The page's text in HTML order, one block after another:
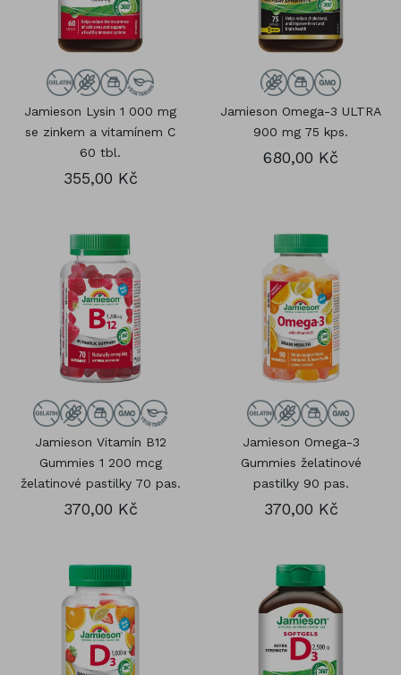
Jamieson Lysin 1 000 mg
se zinkem a vitamínem C
60 tbl.
355,00 Kč
Jamieson Omega-3 ULTRA
900 mg 75 kps.
680,00 Kč
Jamieson Vitamín B12
Gummies 1 200 mcg
želatinové pastilky 70 pas.
370,00 Kč
Jamieson Omega-3
Gummies želatinové
pastilky 90 pas.
370,00 Kč